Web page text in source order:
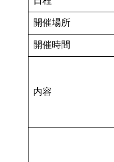
開催場所
開催時間
内容